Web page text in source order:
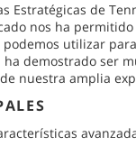
Estratégicas de
nos ha
utilizar
demostrado ser
nuestra amplia